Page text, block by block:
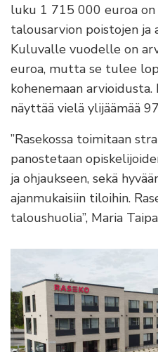
luku 1 715 000 euroa
talousarvion poistojen
Kuluvalle vuodelle on
euroa, mutta se tulee
kohenemaan
näyttää vielä ylijäämää
”Rasekossa toimitaan
panostetaan
ja ohjaukseen, sekä
ajanmukaisiin tiloihin.
taloushuolia”, Maria